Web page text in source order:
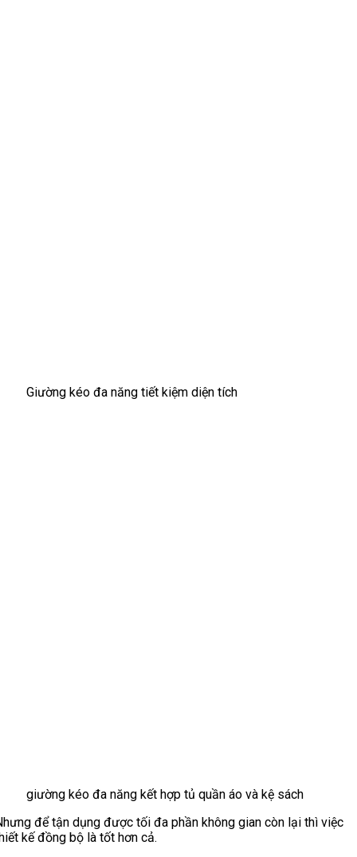
Giường kéo đa năng tiết kiệm diện tích
giường kéo đa năng kết hợp tủ quần áo và kệ sách
để tận dụng được tối đa phần không gian còn lại thì việc
kế đồng bộ là tốt hơn cả.